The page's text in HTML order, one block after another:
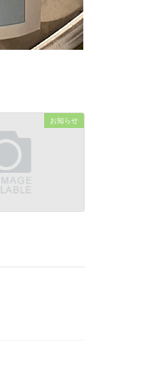
お知らせ